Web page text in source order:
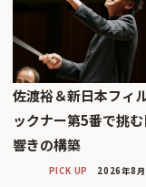
佐渡裕＆新日本フィ
ックナー第5番で挑
響きの構築
PICK UP 2026年8